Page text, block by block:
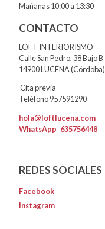
Mañanas 10:00 a 13:30
CONTACTO
LOFT INTERIORISMO
Calle San Pedro, 38 Bajo B
14900 LUCENA (Córdoba)
Cita previa
Teléfono 957591290
hola@loftlucena.com
WhatsApp 635756448
REDES SOCIALES
Facebook
Instagram